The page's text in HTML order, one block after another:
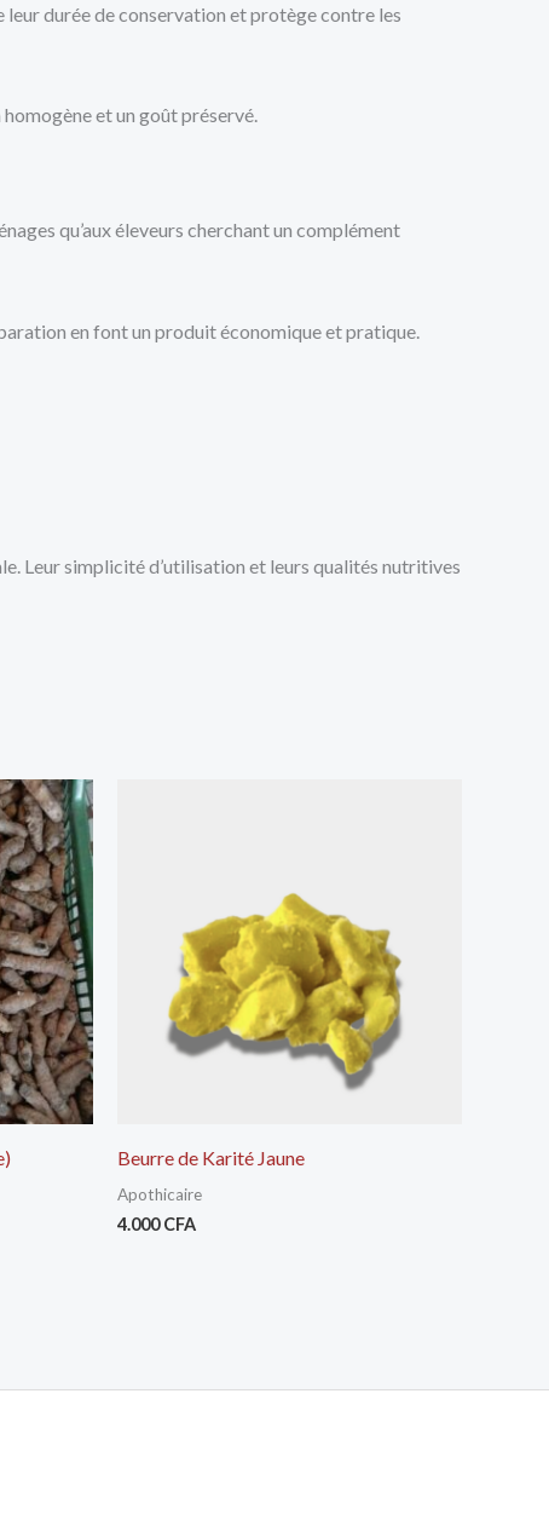
leur durée de conservation et protège contre les
et un goût préservé.
qu’aux éleveurs cherchant un complément
en font un produit économique et pratique.
Leur simplicité d’utilisation et leurs qualités nutritives
Beurre de Karité Jaune
Apothicaire
4.000CFA